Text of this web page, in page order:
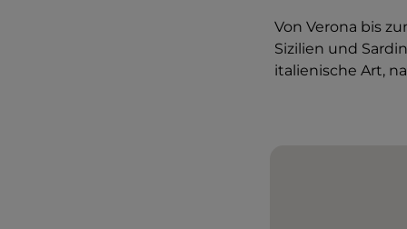
Von Verona bis
Sizilien und
italienische Art,